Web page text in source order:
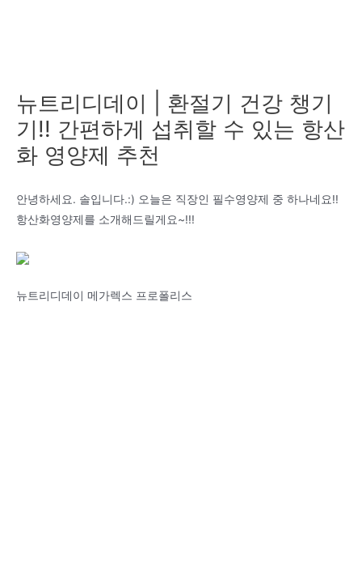
뉴트리디데이 | 환절기 건강 챙기
기!! 간편하게 섭취할 수 있는 항산
화 영양제 추천
안녕하세요. 솔입니다.:) 오늘은 직장인 필수영양제 중 하나네요!!
항산화영양제를 소개해드릴게요~!!!
뉴트리디데이 메가렉스 프로폴리스